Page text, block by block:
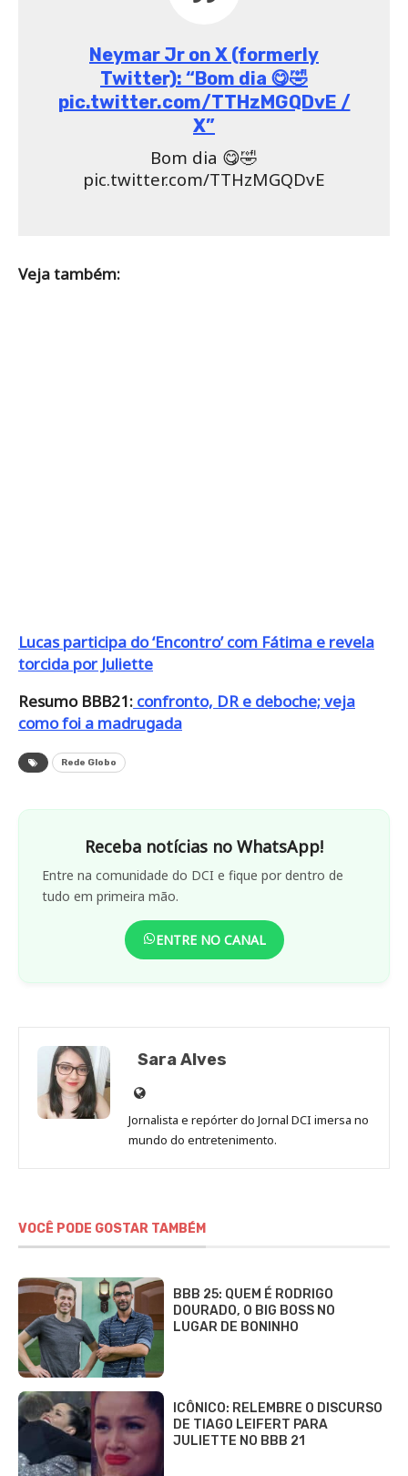
Neymar Jr on X (formerly
Twitter): “Bom dia 😋🤣
pic.twitter.com/TTHzMGQDvE /
X”
Bom dia 😋🤣
pic.twitter.com/TTHzMGQDvE
Veja também:
Lucas participa do ‘Encontro’ com Fátima e revela
torcida por Juliette
Resumo BBB21: confronto, DR e deboche; veja
como foi a madrugada
Rede Globo
Receba notícias no WhatsApp!
Entre na comunidade do DCI e fique por dentro de
tudo em primeira mão.
ENTRE NO CANAL
Sara Alves
Site
de
Sara
Jornalista e repórter do Jornal DCI imersa no
mundo do entretenimento.
VOCÊ PODE GOSTAR TAMBÉM
BBB 25: QUEM É RODRIGO
DOURADO, O BIG BOSS NO
LUGAR DE BONINHO
ICÔNICO: RELEMBRE O DISCURSO
DE TIAGO LEIFERT PARA
JULIETTE NO BBB 21